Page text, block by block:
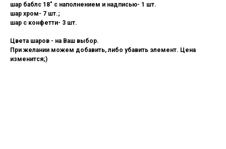
шар баблс 18" с наполнением и надписью- 1 шт.
шар хром- 7 шт.;
шар с конфетти- 3 шт.
Цвета шаров - на Ваш выбор.
При желании можем добавить, либо убавить элемент. Цена
изменится;)